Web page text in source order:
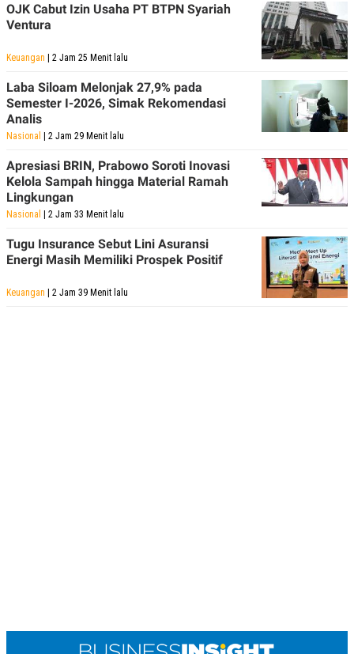
OJK Cabut Izin Usaha PT BTPN Syariah
Ventura
Keuangan | 2 Jam 25 Menit lalu
Laba Siloam Melonjak 27,9% pada
Semester I-2026, Simak Rekomendasi
Analis
Nasional | 2 Jam 29 Menit lalu
Apresiasi BRIN, Prabowo Soroti Inovasi
Kelola Sampah hingga Material Ramah
Lingkungan
Nasional | 2 Jam 33 Menit lalu
Tugu Insurance Sebut Lini Asuransi
Energi Masih Memiliki Prospek Positif
Keuangan | 2 Jam 39 Menit lalu